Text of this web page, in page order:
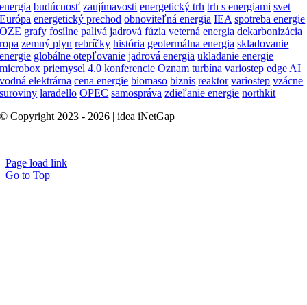
energia budúcnosť zaujímavosti energetický trh trh s energiami svet
Európa energetický prechod obnoviteľná energia IEA spotreba energie
OZE grafy fosílne palivá jadrová fúzia veterná energia dekarbonizácia
ropa zemný plyn rebríčky história geotermálna energia skladovanie
energie globálne otepľovanie jadrová energia ukladanie energie
microbox priemysel 4.0 konferencie Oznam turbína variostep edgeAI
vodná elektrárna cena energie biomaso biznis reaktor variostep vzácne
suroviny laradello OPEC samospráva zdieľanie energie northkit
© Copyright 2023 - 2026 | idea iNetGap
Page load link
Go to Top